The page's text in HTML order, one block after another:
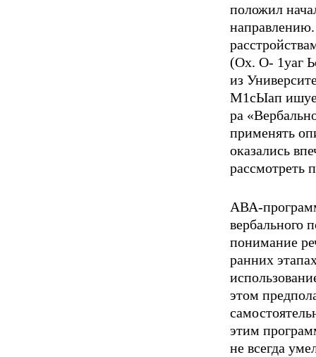
положил
(Ох. О- 1уаг
из
М1сЫап
ра
применять
оказались
рассмо­треть
АВА-
вербального
понимание
ранних
этом
этим
не всегда